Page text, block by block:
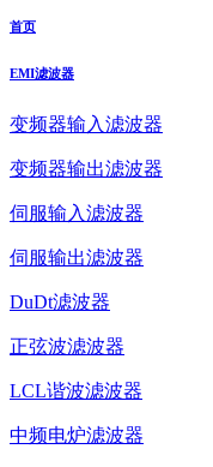
首页
EMI滤波器
变频器输入滤波器
变频器输出滤波器
伺服输入滤波器
伺服输出滤波器
DuDt滤波器
正弦波滤波器
LCL谐波滤波器
中频电炉滤波器